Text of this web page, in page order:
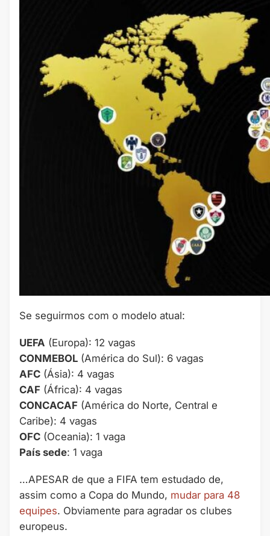
Se seguirmos com o modelo atual:
UEFA (Europa): 12 vagas
CONMEBOL (América do Sul): 6 vagas
AFC (Ásia): 4 vagas
CAF (África): 4 vagas
CONCACAF (América do Norte, Central e
Caribe): 4 vagas
OFC (Oceania): 1 vaga
País sede: 1 vaga
…APESAR de que a FIFA tem estudado de,
assim como a Copa do Mundo, mudar para 48
equipes. Obviamente para agradar os clubes
europeus.